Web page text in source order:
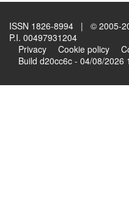
ISSN 1826-8994 | © 2005-
P.I. 00497931204
Privacy
Cookie policy
Build d20cc6c - 04/08/2026